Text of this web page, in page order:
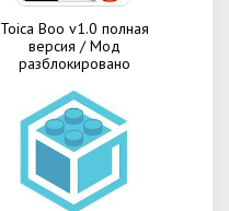
Toica Boo v1.0 полная
версия / Мод
разблокировано